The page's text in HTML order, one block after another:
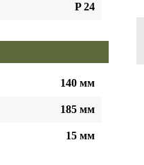
P 24
140 мм
185 мм
15 мм